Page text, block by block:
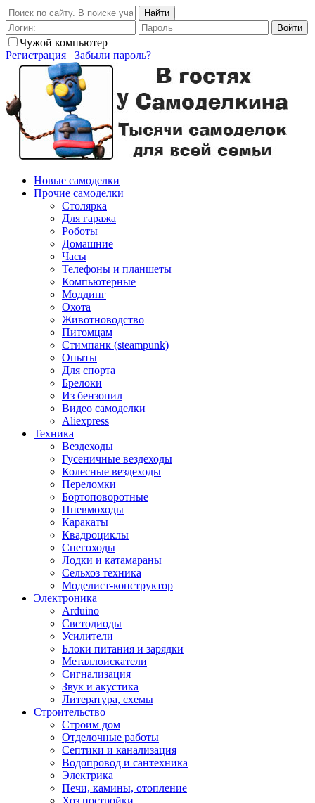
Найти
Войти
Чужой компьютер
Регистрация
Забыли пароль?
Новые самоделки
Прочие самоделки
Столярка
Для гаража
Роботы
Домашние
Часы
Телефоны и планшеты
Компьютерные
Моддинг
Охота
Животноводство
Питомцам
Стимпанк (steampunk)
Опыты
Для спорта
Брелоки
Из бензопил
Видео самоделки
Aliexpress
Техника
Вездеходы
Гусеничные вездеходы
Колесные вездеходы
Переломки
Бортоповоротные
Пневмоходы
Каракаты
Квадроциклы
Снегоходы
Лодки и катамараны
Сельхоз техника
Моделист-конструктор
Электроника
Arduino
Светодиоды
Усилители
Блоки питания и зарядки
Металлоискатели
Сигнализация
Звук и акустика
Литература, схемы
Строительство
Строим дом
Отделочные работы
Септики и канализация
Водопровод и сантехника
Электрика
Печи, камины, отопление
Хоз постройки